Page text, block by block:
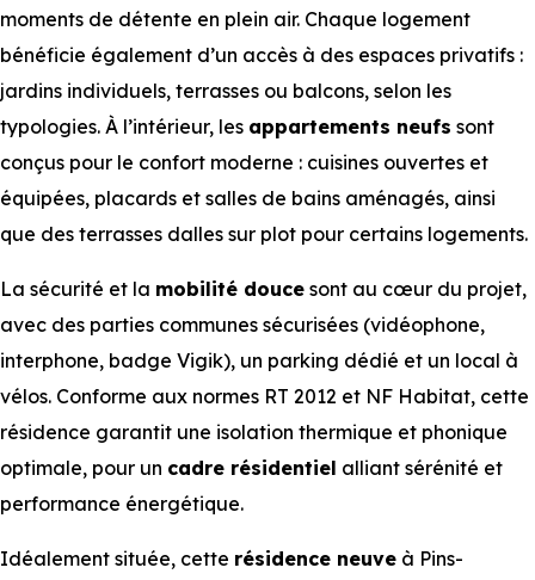
moments de détente en plein air. Chaque logement
bénéficie également d’un accès à des espaces privatifs :
jardins individuels, terrasses ou balcons, selon les
typologies. À l’intérieur, les appartements neufs sont
conçus pour le confort moderne : cuisines ouvertes et
équipées, placards et salles de bains aménagés, ainsi
que des terrasses dalles sur plot pour certains logements.
La sécurité et la mobilité douce sont au cœur du projet,
avec des parties communes sécurisées (vidéophone,
interphone, badge Vigik), un parking dédié et un local à
vélos. Conforme aux normes RT 2012 et NF Habitat, cette
résidence garantit une isolation thermique et phonique
optimale, pour un cadre résidentiel alliant sérénité et
performance énergétique.
Idéalement située, cette résidence neuve à Pins-